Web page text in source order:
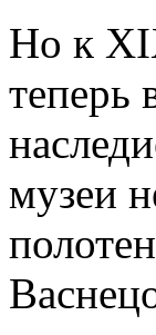
Но к
теперь
музеи
полотен